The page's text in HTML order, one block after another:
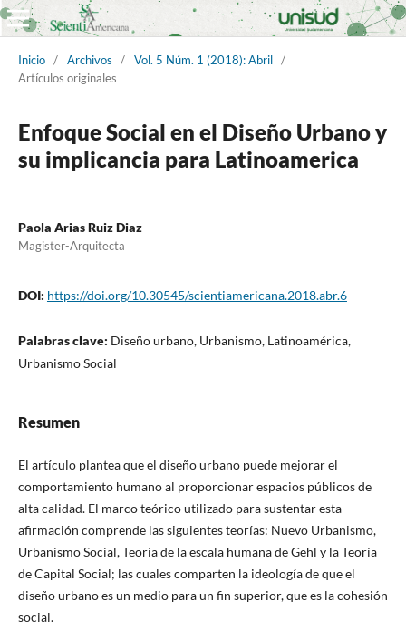
Inicio / Archivos / Vol. 5 Núm. 1 (2018): Abril /
Artículos originales
Enfoque Social en el Diseño Urbano y
su implicancia para Latinoamerica
Paola Arias Ruiz Diaz
Magister-Arquitecta
DOI: https://doi.org/10.30545/scientiamericana.2018.abr.6
Palabras clave: Diseño urbano, Urbanismo, Latinoamérica,
Urbanismo Social
Resumen
El artículo plantea que el diseño urbano puede mejorar el
comportamiento humano al proporcionar espacios públicos de
alta calidad. El marco teórico utilizado para sustentar esta
afirmación comprende las siguientes teorías: Nuevo Urbanismo,
Urbanismo Social, Teoría de la escala humana de Gehl y la Teoría
de Capital Social; las cuales comparten la ideología de que el
diseño urbano es un medio para un fin superior, que es la cohesión
social.